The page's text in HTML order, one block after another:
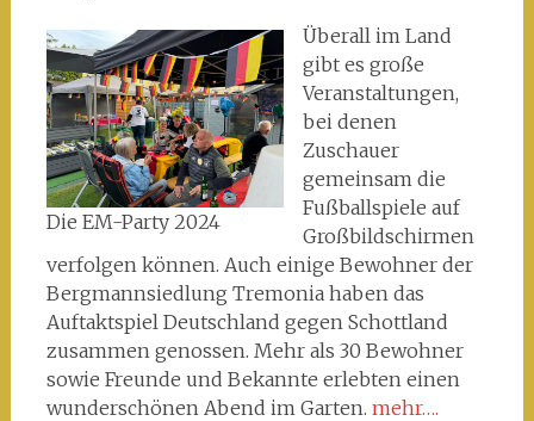
Die EM-Party 2024
Überall im Land
gibt es große
Veranstaltungen,
bei denen
Zuschauer
gemeinsam die
Fußballspiele auf
Großbildschirmen
verfolgen können. Auch einige Bewohner der
Bergmannsiedlung Tremonia haben das
Auftaktspiel Deutschland gegen Schottland
zusammen genossen. Mehr als 30 Bewohner
sowie Freunde und Bekannte erlebten einen
wunderschönen Abend im Garten. mehr….